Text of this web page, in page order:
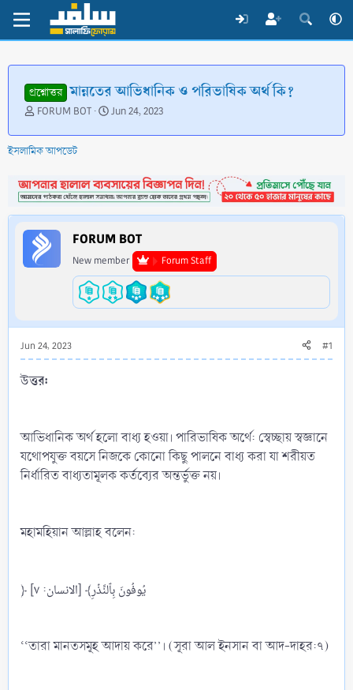
প্রশ্নোত্তর মান্নতের আভিধানিক ও পরিভাষিক অর্থ কি?
T
r
e
d
s
t
a
r
t
FORUM BOT
S
a
d
a
t
e
Jun 24, 2023
ইসলামিক আপডেট
FORUM BOT
New member Forum Staff
Jun 24, 2023 #1
উত্তর:
আভিধানিক অর্থ হলো বাধ্য হওয়া। পারিভাষিক অর্থে: স্বেচ্ছায় স্বজ্ঞানে
যথোপযুক্ত বয়সে নিজকে কোনো কিছু পালনে বাধ্য করা যা শরীয়ত
নির্ধারিত বাধ্যতামূলক কর্তব্যের অন্তর্ভুক্ত নয়।
মহামহিয়ান আল্লাহ বলেন:
﴿ يُوفُونَ بِٱلنَّذۡرِ﴾ [الانسان: ٧]
‘‘তারা মানতসমূহ আদায় করে’’। (সূরা আল ইনসান বা আদ-দাহর:৭)